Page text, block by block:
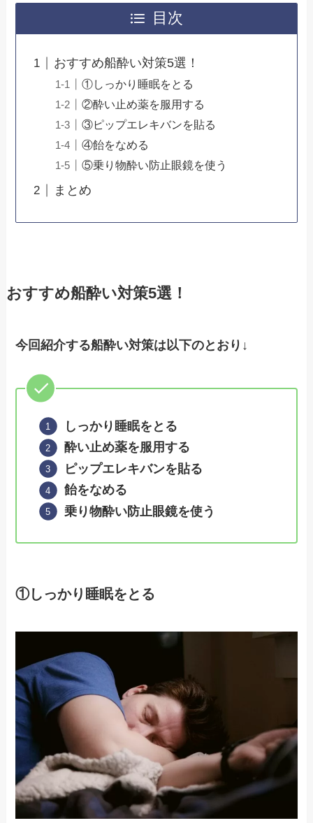
目次
おすすめ船酔い対策5選！
①しっかり睡眠をとる
②酔い止め薬を服用する
③ピップエレキバンを貼る
④飴をなめる
⑤乗り物酔い防止眼鏡を使う
まとめ
おすすめ船酔い対策5選！
今回紹介する船酔い対策は以下のとおり↓
しっかり睡眠をとる
酔い止め薬を服用する
ピップエレキバンを貼る
飴をなめる
乗り物酔い防止眼鏡を使う
①しっかり睡眠をとる